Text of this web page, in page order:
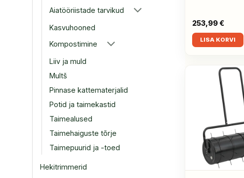
Aiatööriistade tarvikud
Kasvuhooned
Kompostimine
Liiv ja muld
Multš
Pinnase kattematerjalid
Potid ja taimekastid
Taimealused
Taimehaiguste tõrje
Taimepuurid ja -toed
Hekitrimmerid
253,99 €
LISA KORVI